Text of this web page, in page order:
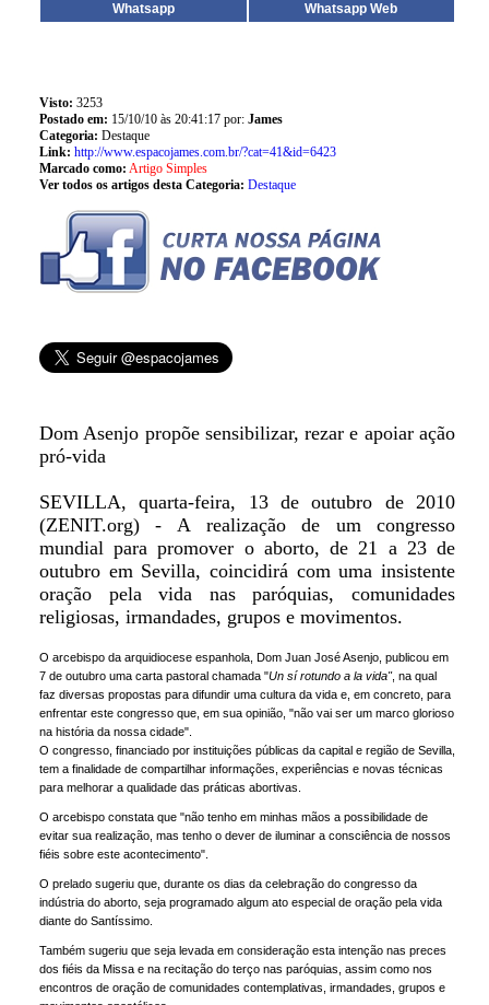
Whatsapp
Whatsapp Web
Visto: 3253
Postado em: 15/10/10 às 20:41:17 por: James
Categoria: Destaque
Link: http://www.espacojames.com.br/?cat=41&id=6423
Marcado como: Artigo Simples
Ver todos os artigos desta Categoria: Destaque
Dom Asenjo propõe sensibilizar, rezar e apoiar ação
pró-vida
SEVILLA, quarta-feira, 13 de outubro de 2010
(ZENIT.org) - A realização de um congresso
mundial para promover o aborto, de 21 a 23 de
outubro em Sevilla, coincidirá com uma insistente
oração pela vida nas paróquias, comunidades
religiosas, irmandades, grupos e movimentos.
O arcebispo da arquidiocese espanhola, Dom Juan José Asenjo, publicou em
7 de outubro uma carta pastoral chamada "Un sí rotundo a la vida", na qual
faz diversas propostas para difundir uma cultura da vida e, em concreto, para
enfrentar este congresso que, em sua opinião, "não vai ser um marco glorioso
na história da nossa cidade".
O congresso, financiado por instituições públicas da capital e região de Sevilla,
tem a finalidade de compartilhar informações, experiências e novas técnicas
para melhorar a qualidade das práticas abortivas.
O arcebispo constata que "não tenho em minhas mãos a possibilidade de
evitar sua realização, mas tenho o dever de iluminar a consciência de nossos
fiéis sobre este acontecimento".
O prelado sugeriu que, durante os dias da celebração do congresso da
indústria do aborto, seja programado algum ato especial de oração pela vida
diante do Santíssimo.
Também sugeriu que seja levada em consideração esta intenção nas preces
dos fiéis da Missa e na recitação do terço nas paróquias, assim como nos
encontros de oração de comunidades contemplativas, irmandades, grupos e